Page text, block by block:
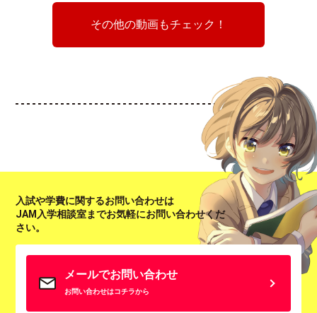
その他の動画もチェック！
入試や学費に関するお問い合わせは
JAM入学相談室までお気軽にお問い合わせくだ
さい。
メールでお問い合わせ
お問い合わせはコチラから